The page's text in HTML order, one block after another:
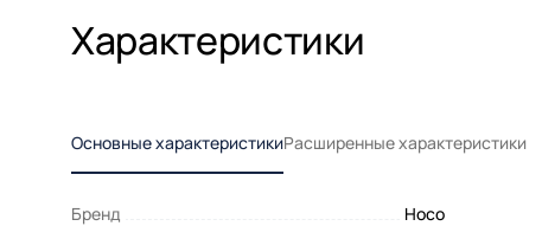
Характеристики
Основные характеристикиРасширенные характеристики
Бренд Hoco